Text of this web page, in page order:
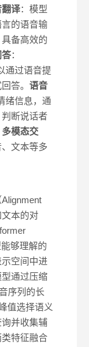
译：模型
的语音输
备高效的
答：
通过语音提
答。 语音
绪信息，通
断说话者
多模态交
文本等多
本的对
够理解的
空间中进
通过压缩
序列的长
值选择语义
并收集辅
特征融合